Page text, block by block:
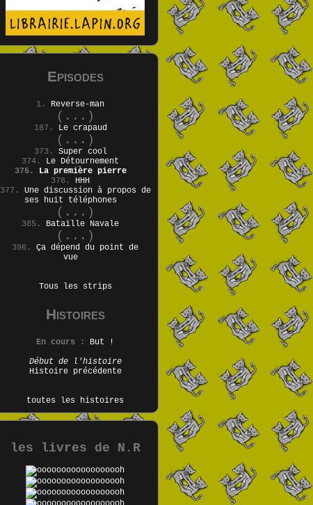
Episodes
1. Reverse-man
(...)
187. Le crapaud
(...)
373. Super cool
374. Le Détournement
375.
La première pierre
376. HHH
377. Une discussion à propos de
ses huit téléphones
(...)
385. Bataille Navale
(...)
396. Ça dépend du point de
vue
Tous les strips
Histoires
En cours :
But !
Début de l'histoire
Histoire précédente
toutes les histoires
les livres de N.R